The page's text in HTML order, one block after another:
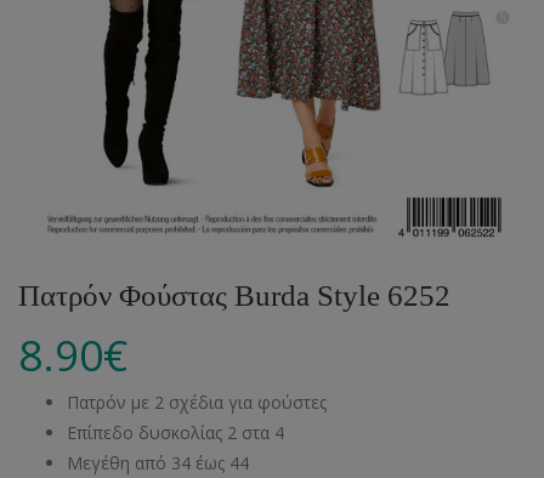
Πατρόν Φούστας Burda Style 6252
8.90€
Πατρόν με 2 σχέδια για φούστες
Επίπεδο δυσκολίας 2 στα 4
Μεγέθη από 34 έως 44